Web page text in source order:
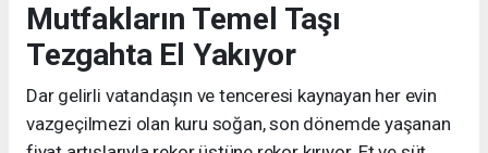
Mutfakların Temel Taşı
Tezgahta El Yakıyor
Dar gelirli vatandaşın ve tenceresi kaynayan her evin
vazgeçilmezi olan kuru soğan, son dönemde yaşanan